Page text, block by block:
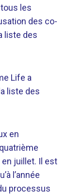
les
des co-
liste des
Life a
liste des
en
juillet. Il est
l’année
processus